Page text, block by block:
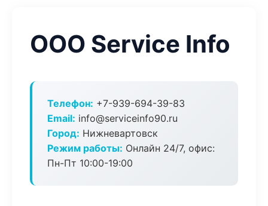
ООО Service Info
Телефон: +7-939-694-39-83
Email: info@serviceinfo90.ru
Город: Нижневартовск
Режим работы: Онлайн 24/7, офис:
Пн-Пт 10:00-19:00